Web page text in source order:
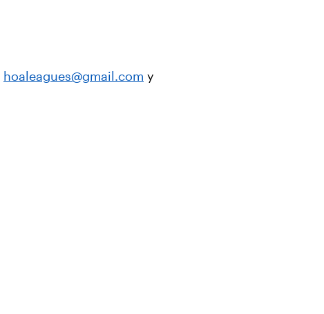
hoaleagues@gmail.com y